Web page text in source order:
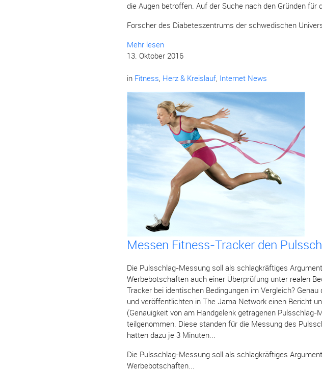
die Augen betroffen. Auf der Suche nach den Gründen für
Forscher des Diabeteszentrums der schwedischen
Mehr lesen
13. Oktober 2016
in Fitness, Herz & Kreislauf, Internet News
Messen Fitness-Tracker den
Die Pulsschlag-Messung soll als schlagkräftiges
Werbebotschaften auch einer Überprüfung unter realen
Tracker bei identischen Bedingungen im Vergleich?
und veröffentlichten in The Jama Network einen Bericht
(Genauigkeit von am Handgelenk getragenen
teilgenommen. Diese standen für die Messung des
hatten dazu je 3 Minuten...
Die Pulsschlag-Messung soll als schlagkräftiges
Werbebotschaften...